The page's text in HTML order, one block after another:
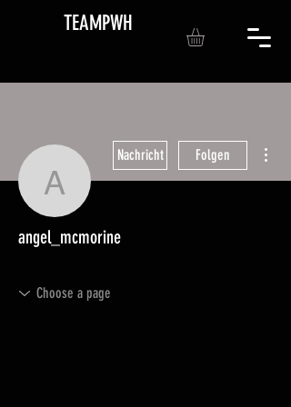
TEAMPWH
angel_mcmorine
Nachricht Folgen
angel_mcmorine